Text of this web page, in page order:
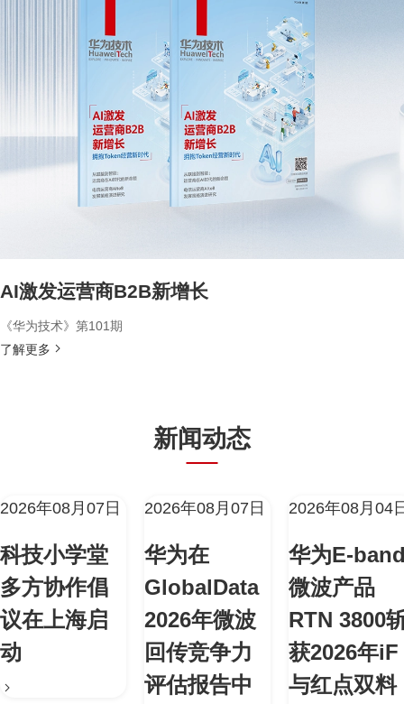
AI激发运营商B2B新增长
《华为技术》第101期
了解更多
新闻动态
2026年08月07日
科技小学堂
多方协作倡
议在上海启
动
2026年08月07日
华为在
GlobalData
2026年微波
回传竞争力
评估报告中
2026年08月04
华为E-
微波产品
RTN 3800
获2026年iF
与红点双料